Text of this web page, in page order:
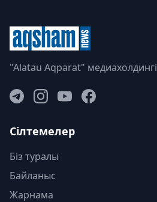
"Alatau Aqparat" медиахолдингі
Сілтемелер
Біз туралы
Байланыс
Жарнама